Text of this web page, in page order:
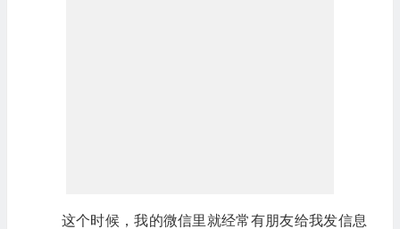
这个时候，我的微信里就经常有朋友给我发信息